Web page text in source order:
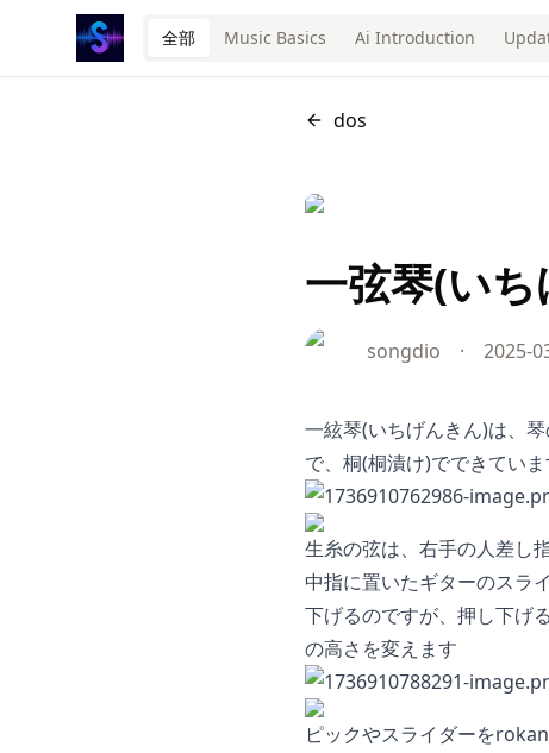
全部 Music Basics Ai Introduction
dos
一弦琴(いち
songdio · 2025-
一絃琴(いちげんきん)は、
で、桐(桐漬け)でできてい
生糸の弦は、右手の人差し
中指に置いたギターのスラ
下げるのですが、押し下げ
の高さを変えます
ピックやスライダーを